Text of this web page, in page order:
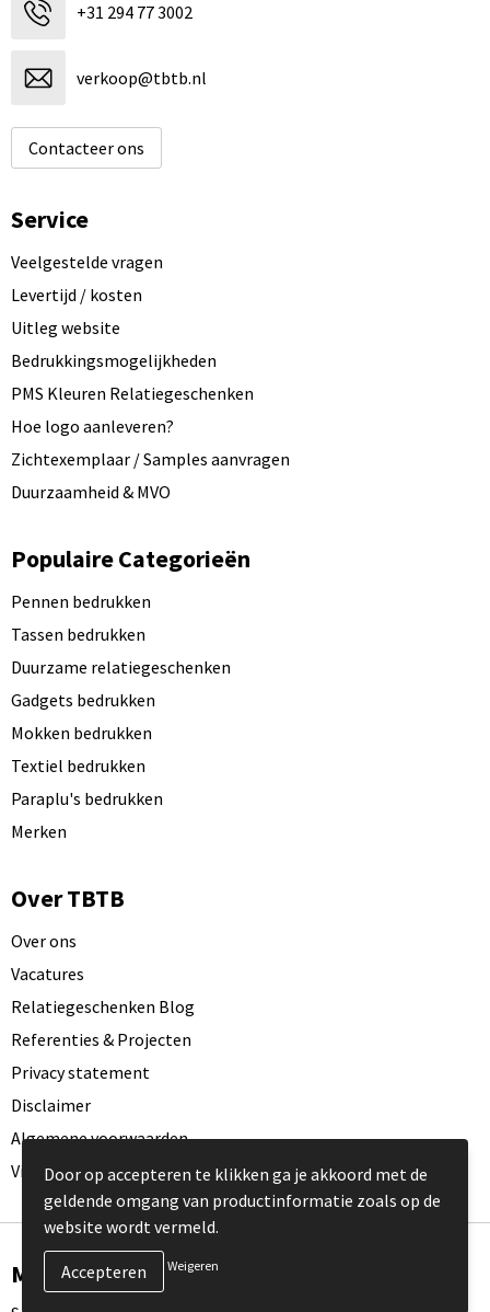
+31 294 77 3002
verkoop@tbtb.nl
Contacteer ons
Service
Veelgestelde vragen
Levertijd / kosten
Uitleg website
Bedrukkingsmogelijkheden
PMS Kleuren Relatiegeschenken
Hoe logo aanleveren?
Zichtexemplaar / Samples aanvragen
Duurzaamheid & MVO
Populaire Categorieën
Pennen bedrukken
Tassen bedrukken
Duurzame relatiegeschenken
Gadgets bedrukken
Mokken bedrukken
Textiel bedrukken
Paraplu's bedrukken
Merken
Over TBTB
Over ons
Vacatures
Relatiegeschenken Blog
Referenties & Projecten
Privacy statement
Disclaimer
Algemene voorwaarden
Visit our EU website
Meld je aan voor onze nieuwsbrief
Door op accepteren te klikken ga je akkoord met de
geldende omgang van productinformatie zoals op de
website wordt vermeld.
Weigeren